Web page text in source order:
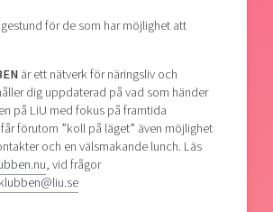
för de som har möjlighet att
är ett nätverk för näringsliv och
dig uppdaterad på vad som händer
på LiU med fokus på framtida
förutom ”koll på läget” även möjlighet
och en välsmakande lunch. Läs
, vid frågor